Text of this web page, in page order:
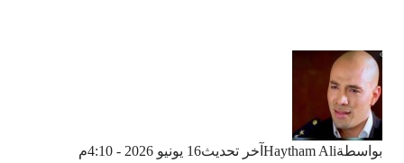
بواسطةHaytham Ali آخر تحديث16 يونيو 2026 - 4:10م